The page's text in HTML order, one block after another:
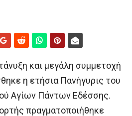
και μεγάλη συμμετοχή
η ετήσια Πανήγυρις του
Αγίων Πάντων Εδέσσης.
πραγματοποιήθηκε